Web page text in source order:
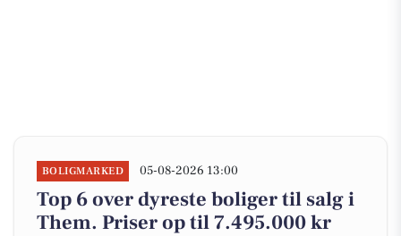
BOLIGMARKED 05-08-2026 13:00
Top 6 over dyreste boliger til salg i
Them. Priser op til 7.495.000 kr